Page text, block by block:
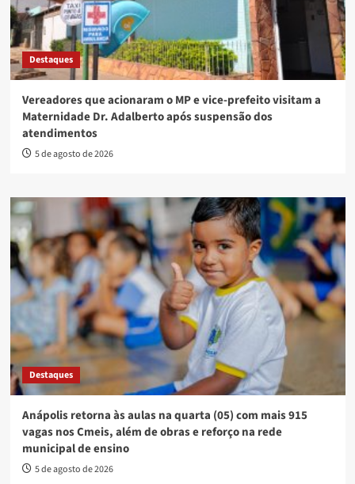
Destaques
Vereadores que acionaram o MP e vice-prefeito visitam a
Maternidade Dr. Adalberto após suspensão dos
atendimentos
5 de agosto de 2026
Destaques
Anápolis retorna às aulas na quarta (05) com mais 915
vagas nos Cmeis, além de obras e reforço na rede
municipal de ensino
5 de agosto de 2026